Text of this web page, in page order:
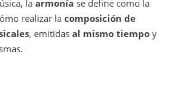
la armonía se define como la
realizar la composición de
, emitidas al mismo tiempo y